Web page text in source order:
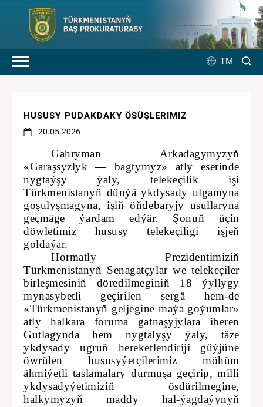
TM
HUSUSY PUDAKDAKY ÖSÜŞLERIMIZ
20.05.2026
Gahryman Arkadagymyzyň
«Garaşsyzlyk — bagtymyz» atly eserinde
nygtaýşy ýaly, telekeçilik işi
Türkmenistanyň dünýä ykdysady ulgamyna
goşulyşmagyna, işiň öňdebaryjy usullaryna
geçmäge ýardam edýär. Şonuň üçin
döwletimiz hususy telekeçiligi işjeň
goldaýar.
Hormatly Prezidentimiziň
Türkmenistanyň Senagatçylar we telekeçiler
birleşmesiniň döredilmeginiň 18 ýyllygy
mynasybetli geçirilen sergä hem-de
«Türkmenistanyň geljegine maýa goýumlar»
atly halkara foruma gatnaşyjylara iberen
Gutlagynda hem nygtalyşy ýaly, täze
ykdysady ugruň hereketlendiriji güýjüne
öwrülen hususyýetçilerimiz möhüm
ähmiýetli taslamalary durmuşa geçirip, milli
ykdysadyýetimiziň ösdürilmegine,
halkymyzyň maddy hal-ýagdaýynyň